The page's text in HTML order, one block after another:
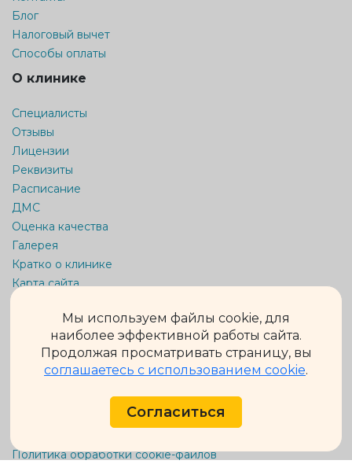
Мы используем файлы cookie, для
наиболее эффективной работы сайта.
Продолжая просматривать страницу, вы
соглашаетесь с использованием cookie.
Согласиться
Блог
Налоговый вычет
Способы оплаты
О клинике
Специалисты
Отзывы
Лицензии
Реквизиты
Расписание
ДМС
Оценка качества
Галерея
Кратко о клинике
Карта сайта
Информация на сайте не является публичной офертой.
Обращаем Ваше внимание на то, что данный интернет-сайт
носит исключительно информационный характер и ни при
каких условиях не является публичной офертой,
определяемой положениями ч. 2 ст. 437 Гражданского кодекса
Российской Федерации.
услуг уточняйте у администраторов.
Внимание! Имеются противопоказания. Необходима
консультация специалиста.
Политика конфиденциальности
Политика обработки cookie-файлов